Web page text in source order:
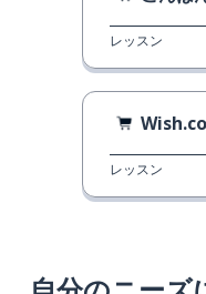
レッスン
レッスン